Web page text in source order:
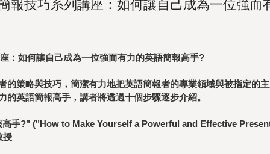
報技巧系列講座：如何讓自己成為一位強而
：如何讓自己成為一位強而有力的英語簡報高手?
策略與技巧，簡潔有力地把英語簡報者的專業領域與被指定的
英語簡報高手，講者將透過十個步驟逐步介紹。
高手?" ("How to Make Yourself a Powerful and Effective
授